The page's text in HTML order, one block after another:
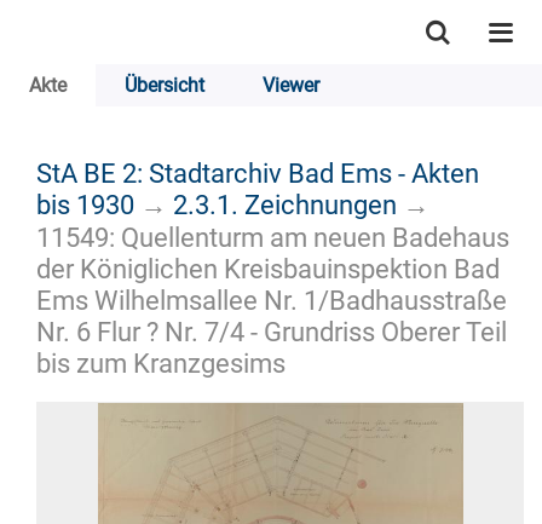
Akte Übersicht Viewer
StA BE 2: Stadtarchiv Bad Ems - Akten
bis 1930 → 2.3.1. Zeichnungen →
11549: Quellenturm am neuen Badehaus
der Königlichen Kreisbauinspektion Bad
Ems Wilhelmsallee Nr. 1/Badhausstraße
Nr. 6 Flur ? Nr. 7/4 - Grundriss Oberer Teil
bis zum Kranzgesims